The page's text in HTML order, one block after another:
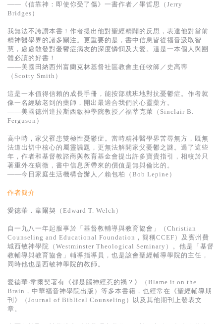
——《信靠神：即使你受了傷》一書作者／畢哲思（Jerry
Bridges）
我無法不誇讚本書！作者提出他對聖經精闢的反思，表達他對當前
精神醫學界的諸多關注。更重要的是，書中信息皆從福音汲取智
慧，處處散發對憂鬱症病友的深度憐憫及大愛。這是一本個人與團
體必讀的好書！
——美國田納西州富蘭克林基督社區教會主任牧師／史高蒂
（Scotty Smith）
這是一本值得信賴的成長手冊，能按部就班地對抗憂鬱症。作者就
像一名經驗老到的藥師，開出最適合我們的心靈藥方。
——美國德州達拉斯西敏神學院教授／福莘克萊（Sinclair B.
Ferguson）
高中時，家父罹患雙極性憂鬱症。當時精神醫學界苦尋無方，既無
法道出切中核心的屬靈議題，更無法解開家父憂鬱之謎。過了這些
年，作者和基督教諮商與教育基金會提出許多寶貴指引，相較於只
著重外在病徵，書中信息所帶來的價值是無與倫比的。
——今日家庭生活機構合辦人／賴包柏（Bob Lepine）
作者簡介
愛德華．韋爾契（Edward T. Welch）
自一九八一年起服事於「基督教輔導與教育協會」（Christian
Counseling and Educational Foundation，簡稱CCEF）及賓州費
城西敏神學院（Westminster Theological Seminary）。他是「基督
教輔導與教育協會」輔導指導員，也是該會聖經輔導學院的主任，
同時他也是西敏神學院的教師。
愛德華‧韋爾契著有《都是腦神經惹的禍？》（Blame it on the
Brain，中華福音神學院出版）等多本書籍，也經常在《聖經輔導期
刊》（Journal of Biblical Counseling）以及其他期刊上發表文
章。